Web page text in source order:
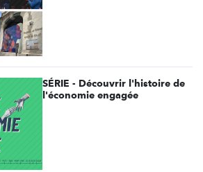
SÉRIE - Découvrir l'histoire de
l'économie engagée